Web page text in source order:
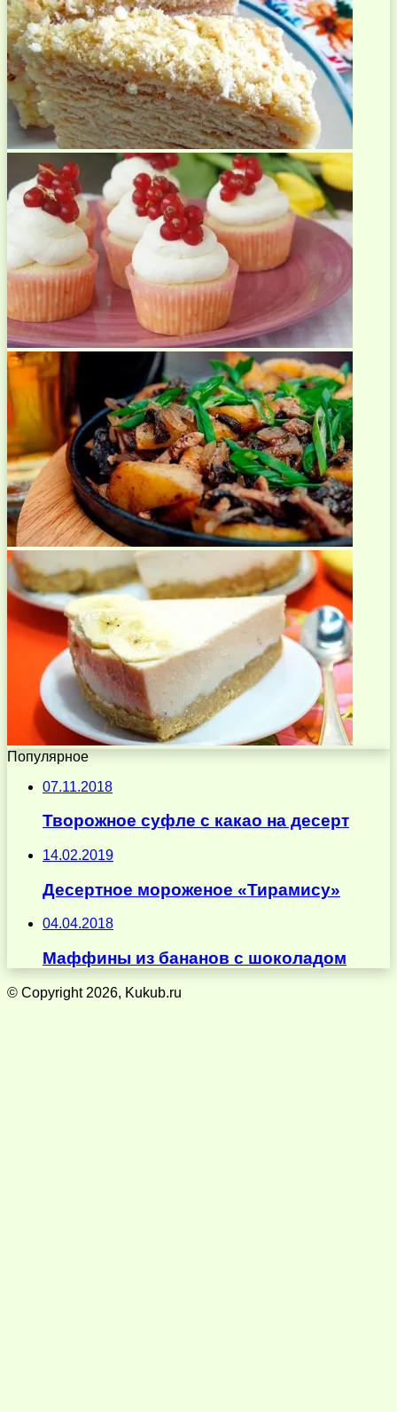
Популярное
07.11.2018
Творожное суфле с какао на десерт
14.02.2019
Десертное мороженое «Тирамису»
04.04.2018
Маффины из бананов с шоколадом
© Copyright 2026, Kukub.ru